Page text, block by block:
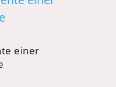
einer